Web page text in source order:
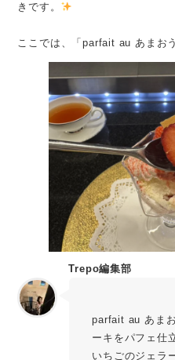
きです。
ここでは、「parfait au あまお
Trepo編集部
parfait au あま
ーキをパフェ仕
いちごのジェラ